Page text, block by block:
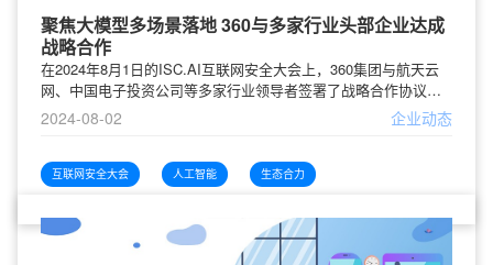
聚焦大模型多场景落地 360与多家行业头部企业达成
战略合作
在2024年8月1日的ISC.AI互联网安全大会上，360集团与航天云
网、中国电子投资公司等多家行业领导者签署了战略合作协议，
旨在推动人工智能大模型在多个行业场景中的深度应用与融合。
这一系列合作体现了360集团通过其大模型产业联盟，汇聚多方力
新与应用，共同促进产业智能化转型和升级。
2024-08-02 企业动态
互联网安全大会 人工智能 生态合力